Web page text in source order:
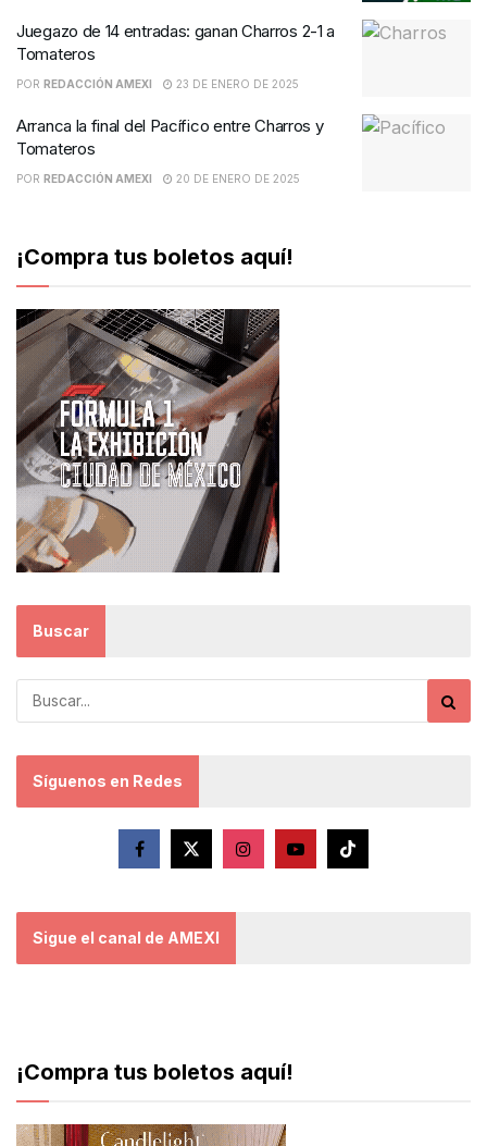
Juegazo de 14 entradas: ganan Charros 2-1 a
Tomateros
POR REDACCIÓN AMEXI 23 DE ENERO DE 2025
Arranca la final del Pacífico entre Charros y
Tomateros
POR REDACCIÓN AMEXI 20 DE ENERO DE 2025
¡Compra tus boletos aquí!
Buscar
Síguenos en Redes
Sigue el canal de AMEXI
¡Compra tus boletos aquí!